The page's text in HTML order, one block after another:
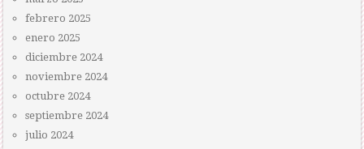
febrero 2025
enero 2025
diciembre 2024
noviembre 2024
octubre 2024
septiembre 2024
julio 2024